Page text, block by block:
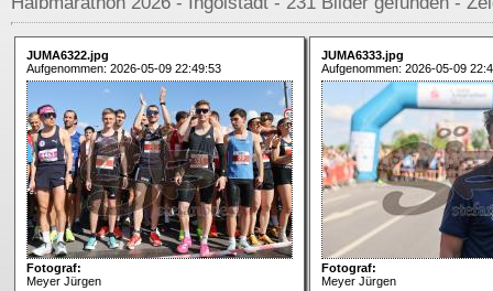
JUMA6322.jpg
Aufgenommen: 2026-05-09 22:49:53
Fotograf:
Meyer Jürgen
JUMA6333.jpg
Aufgenommen: 2026-05-09
Fotograf:
Meyer Jürgen